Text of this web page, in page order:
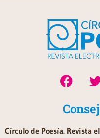
Círculo de Poesía. Revista